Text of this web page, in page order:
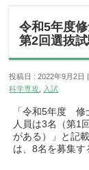
令和5年度
第2回選抜
投稿日 : 2022年9月2日
科学専攻
入試
「令和5年度 修
人員は3名（第1
がある）」と記
は、8名を募集す